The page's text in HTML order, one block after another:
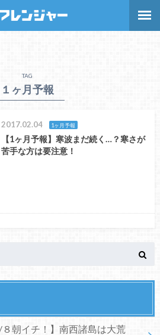
TAG
１ヶ月予報
2017.02.04 1ヶ月予報
【1ヶ月予報】寒波まだ続く…？寒さが
苦手な方は要注意！
/８朝イチ！】南西諸島は大荒